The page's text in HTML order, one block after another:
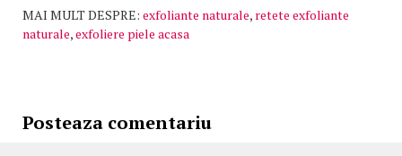
MAI MULT DESPRE: exfoliante naturale, retete exfoliante
naturale,exfoliere piele acasa
Posteaza comentariu